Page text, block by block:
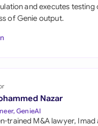
and executes testing
of Genie output.
Nazar
GenieAI
trained M&A lawyer,